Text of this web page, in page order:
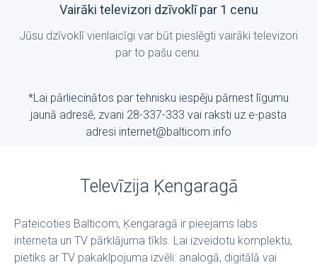
Vairāki televizori dzīvoklī par 1 cenu
Jūsu dzīvoklī vienlaicīgi var būt pieslēgti vairāki televizori
par to pašu cenu.
*Lai pārliecinātos par tehnisku iespēju pārnest līgumu
jaunā adresē, zvani 28-337-333 vai raksti uz е-pasta
adresi internet@balticom.info
Televīzija Ķengaragā
Pateicoties Balticom, Ķengaragā ir pieejams labs
interneta un TV pārklājuma tīkls. Lai izveidotu komplektu,
pietiks ar TV pakaklpojuma izvēli: analogā, digitālā vai